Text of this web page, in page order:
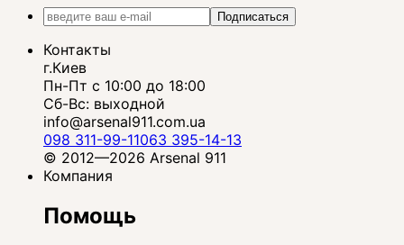
Подписаться
Контакты
г.Киев
Пн-Пт с 10:00 до 18:00
Сб-Вс: выходной
info@arsenal911.com.ua
098 311-99-11063 395-14-13
© 2012—2026 Arsenal 911
Компания
Помощь